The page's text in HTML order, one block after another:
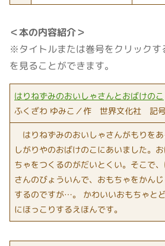
＜本の内容紹介＞
※タイトルまたは巻号をクリックす
を見ることができます。
はりねずみのおいしゃさんとおばけのこ
ふくざわ ゆみこ／作 世界文化社 記
はりねずみのおいしゃさんがもりを
しがりやのおばけのこにあいました。
ちゃをつくるのがだいとくい。そこで
さんのびょういんで、おもちゃをかん
するのですが…。 かわいいおもちゃと
にほっこりするえほんです。